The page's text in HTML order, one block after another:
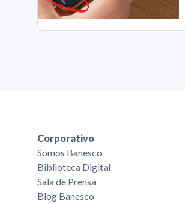
Corporativo
Somos Banesco
Biblioteca Digital
Sala de Prensa
Blog Banesco